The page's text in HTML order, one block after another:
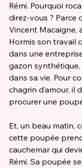
Rémi. Pourquoi
direz-vous ? Parce
Vincent Macaigne,
Hormis son travail
dans une
gazon synthétique,
dans sa vie. Pour
chagrin d’amour, il
procurer une
Et, un beau matin,
cette poupée prend
cauchemar qui
Rémi. Sa poupée